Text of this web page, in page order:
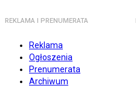
REKLAMA I PRENUMERATA
Reklama
Ogłoszenia
Prenumerata
Archiwum